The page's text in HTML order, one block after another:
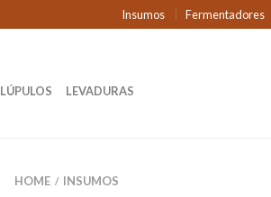
Insumos Fermentadores
LÚPULOS LEVADURAS
HOME / INSUMOS